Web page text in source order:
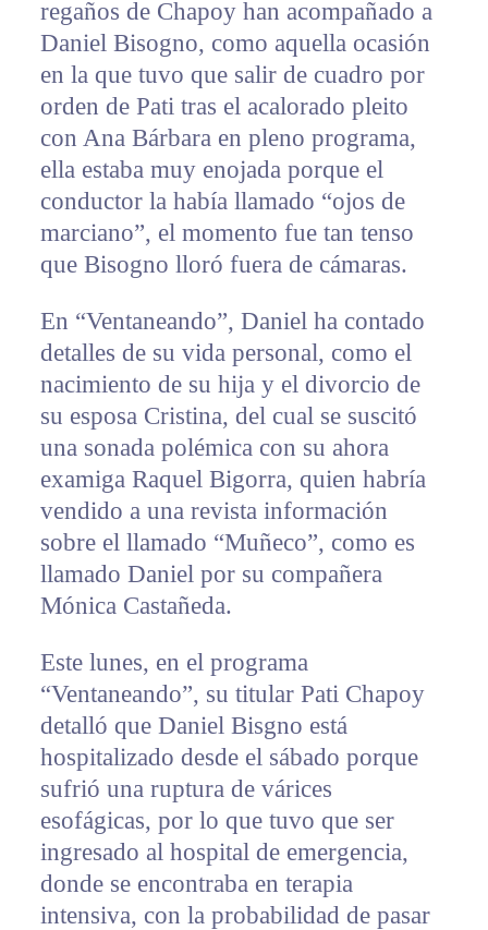
regaños de Chapoy han acompañado a
Daniel Bisogno, como aquella ocasión
en la que tuvo que salir de cuadro por
orden de Pati tras el acalorado pleito
con Ana Bárbara en pleno programa,
ella estaba muy enojada porque el
conductor la había llamado “ojos de
marciano”, el momento fue tan tenso
que Bisogno lloró fuera de cámaras.
En “Ventaneando”, Daniel ha contado
detalles de su vida personal, como el
nacimiento de su hija y el divorcio de
su esposa Cristina, del cual se suscitó
una sonada polémica con su ahora
examiga Raquel Bigorra, quien habría
vendido a una revista información
sobre el llamado “Muñeco”, como es
llamado Daniel por su compañera
Mónica Castañeda.
Este lunes, en el programa
“Ventaneando”, su titular Pati Chapoy
detalló que Daniel Bisgno está
hospitalizado desde el sábado porque
sufrió una ruptura de várices
esofágicas, por lo que tuvo que ser
ingresado al hospital de emergencia,
donde se encontraba en terapia
intensiva, con la probabilidad de pasar